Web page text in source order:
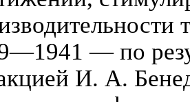
— по
И. А.